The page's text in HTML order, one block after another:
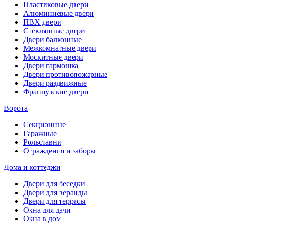
Пластиковые двери
Алюминиевые двери
ПВХ двери
Стеклянные двери
Двери балконные
Межкомнатные двери
Москитные двери
Двери гармошка
Двери противопожарные
Двери раздвижные
Французские двери
Ворота
Секционные
Гаражные
Рольставни
Ограждения и заборы
Дома и коттеджи
Двери для беседки
Двери для веранды
Двери для террасы
Окна для дачи
Окна в дом